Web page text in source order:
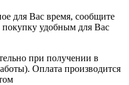
для Вас время, сообщите
покупку удобным для Вас
при получении в
Оплата производится